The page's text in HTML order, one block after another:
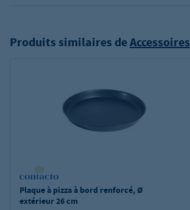
Produits similaires deAccessoires
Plaque à pizza à bord renforcé, Ø
extérieur 26 cm